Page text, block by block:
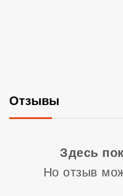
Отзывы
Здесь
Но отзыв